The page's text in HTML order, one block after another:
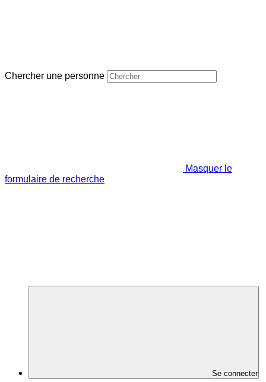
Chercher une personne
Masquer le
formulaire de recherche
Se connecter